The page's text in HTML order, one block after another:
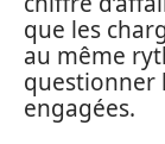
que les
au même
questionner
engagées.